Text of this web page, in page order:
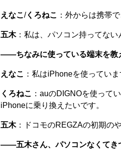
えなこ /くろねこ ：外からは携帯
五木：私は、パソコン持ってない
――ちなみに使っている端末を教
えなこ ：私はiPhoneを使っていま
くろねこ
：auのDIGNOを使って
iPhoneに乗り換えたいです。
五木：ドコモのREGZAの初期の
――五木さん、パソコンなくてき